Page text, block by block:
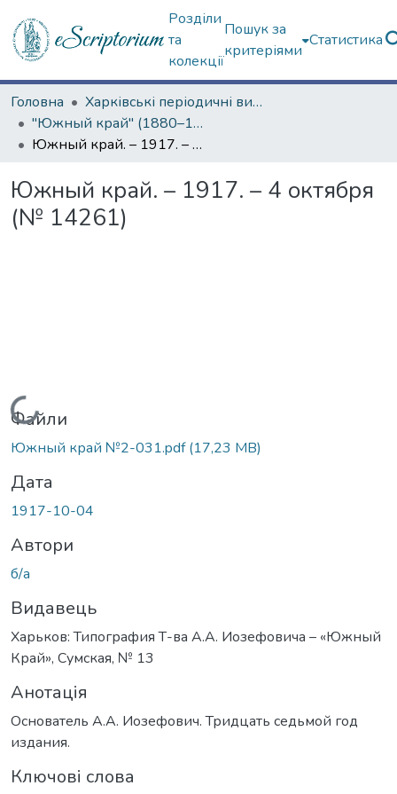
Розділи
та
колекції
Пошук за
критеріями
Статистика
Головна
Харківські періодичні видання
"Южный край" (1880–1919 гг.)
Южный край. – 1917. – 4 октября (№ 14261)
Южный край. – 1917. – 4 октября
(№ 14261)
Вантажиться...
Файли
Южный край №2-031.pdf(17,23 MB)
Дата
1917-10-04
Автори
б/а
Видавець
Харьков: Типография Т-ва А.А. Иозефовича – «Южный
Край», Сумская, № 13
Анотація
Основатель А.А. Иозефович. Тридцать седьмой год
издания.
Ключові слова